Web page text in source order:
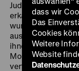
Juden, die zu
erkämpft haben.
wurden aus vielen
ausgeschlossen.
ihnen Zugänge zu
Modellen, Figuren,
verfolgt die
dass wir
Das
Cookies
Weitere
Website